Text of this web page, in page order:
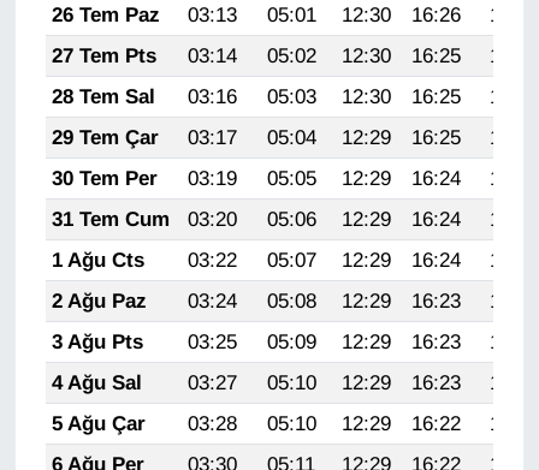
26 Tem Paz
03:13 05:01 12:30 16:26
19:48
27 Tem Pts
03:14 05:02 12:30 16:25
19:47
28 Tem Sal
03:16 05:03 12:30 16:25
19:46
29 Tem Çar
03:17 05:04 12:29 16:25
19:45
30 Tem Per
03:19 05:05 12:29 16:24
19:44
31 Tem Cum
03:20 05:06 12:29 16:24
19:43
1 Ağu Cts
03:22 05:07 12:29 16:24
19:42
2 Ağu Paz
03:24 05:08 12:29 16:23
19:41
3 Ağu Pts
03:25 05:09 12:29 16:23
19:40
4 Ağu Sal
03:27 05:10 12:29 16:23
19:39
5 Ağu Çar
03:28 05:10 12:29 16:22
19:38
6 Ağu Per
03:30 05:11 12:29 16:22
19:36